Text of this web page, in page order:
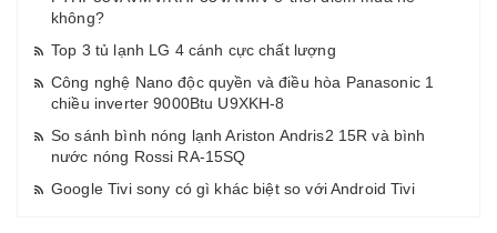
không?
Top 3 tủ lạnh LG 4 cánh cực chất lượng
Công nghệ Nano độc quyền và điều hòa Panasonic 1
chiều inverter 9000Btu U9XKH-8
So sánh bình nóng lạnh Ariston Andris2 15R và bình
nước nóng Rossi RA-15SQ
Google Tivi sony có gì khác biệt so với Android Tivi